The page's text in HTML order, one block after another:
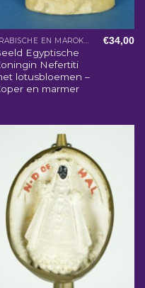
Egyptische
Nefertiti
lotusbloemen –
en marmer
€34,00